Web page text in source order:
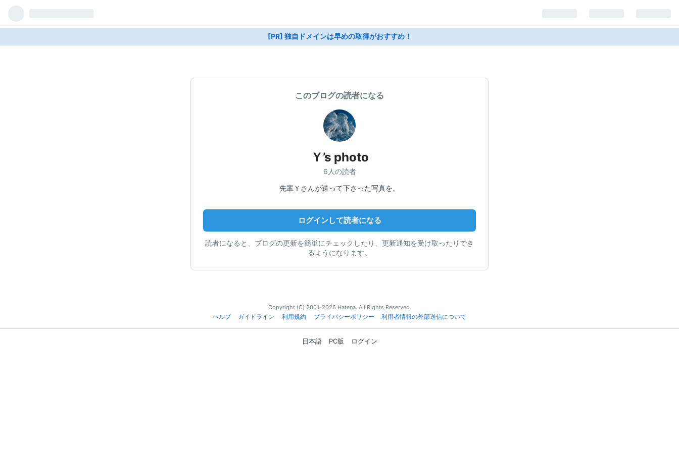
[PR] 独自ドメインは早めの取得がおすすめ！
このブログの読者になる
Ｙ’s photo
6人の読者
先輩Ｙさんが送って下さった写真を。
ログインして読者になる
読者になると、ブログの更新を簡単にチェックしたり、更新通知を受け取ったりでき
るようになります。
Copyright (C) 2001-2026 Hatena. All Rights Reserved.
ヘルプ
ガイドライン 利用規約 プライバシーポリシー 利用者情報の外部送信について
日本語 PC版 ログイン